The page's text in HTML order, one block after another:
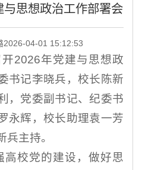
思想政治工作部署会
2026-04-01 15:12:53
2026年党建与思想政
书记李晓兵，校长陈新
，党委副书记、纪委书
永辉，校长助理袁一芳
兵主持。
高校党的建设，做好思